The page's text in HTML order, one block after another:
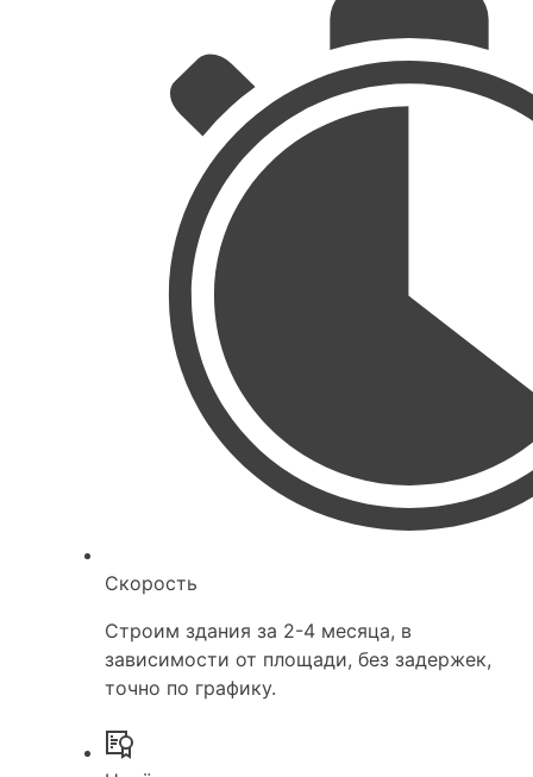
Скорость
Строим здания за 2-4 месяца, в
зависимости от площади, без задержек,
точно по графику.